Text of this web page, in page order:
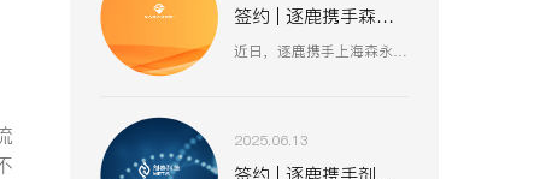
签约 | 逐鹿携手森永股份 数智赋能工业装备新生态
近日，逐鹿携手上海森永工程设备股份有限公司，聚焦工业装备数智化升级，以创新技术驱动压力容器、核电设备等业务流程优化，助力上海森永在高端装备制造、跨行业服务中突破创新，开启工业装备数智化发展新征程 。
2025.06.13